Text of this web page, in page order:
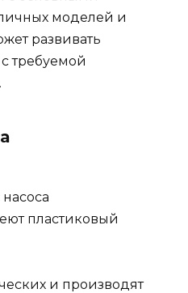
моделей и
развивать
требуемой
пластиковый
и производят